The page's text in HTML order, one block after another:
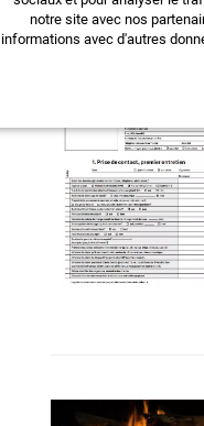
notre site avec nos
informations avec d'autres